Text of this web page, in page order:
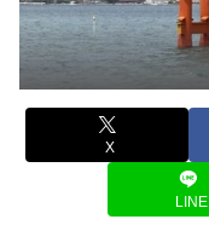
X
LINE